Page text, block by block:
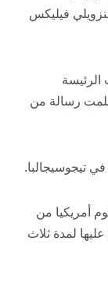
فيليكس
رسالة من
تيجوسيجالبا.
أمريكيا من
لمدة ثلاث